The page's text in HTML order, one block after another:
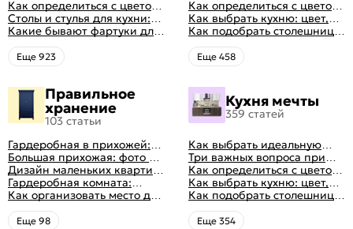
выборе кухни: готовка,
посуда, комфорт
Как определиться с цветом
кухни: светлые, темные,
яркие
Столы и стулья для кухни:
советы по выбору
Какие бывают фартуки для
кухни: как правильно
выбрать
Eще 923
выборе кухни: готовка,
посуда, комфорт
Как определиться с цветом
кухни: светлые, темные,
яркие
Как выбрать кухню: цвет,
планировка, аксессуары
Как подобрать столешницу
для кухни по цвету
Eще 458
Правильное
хранение
103 статьи
Гардеробная в прихожей:
виды, фото в интерьере,
идеи дизайна
Большая прихожая: фото с
функциональным
распределением дизайна
Дизайн маленьких квартир:
10 идей для дизайна
интерьера с фото
Гардеробная комната:
дизайн, планировка, советы
по обустройству,
распространенные ошибки
Как организовать место для
хранения на балконе
Eще 98
Кухня мечты
359 статей
Как выбрать идеальную
планировку для кухни
Три важных вопроса при
выборе кухни: готовка,
посуда, комфорт
Как определиться с цветом
кухни: светлые, темные,
яркие
Как выбрать кухню: цвет,
планировка, аксессуары
Как подобрать столешницу
для кухни по цвету
Eще 354